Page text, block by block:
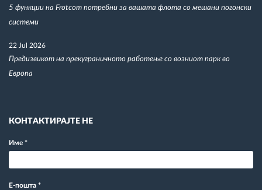
5 функции на Frotcom потребни за вашата флота со мешани погонски
системи
22 Jul 2026
Предизвикот на прекуграничното работење со возниот парк во
Европа
КОНТАКТИРАЈТЕ НЕ
Име *
Е-пошта *